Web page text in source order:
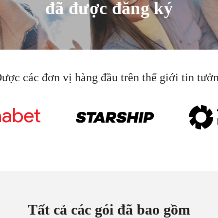
đã được đăng ký
các đơn vị hàng đầu trên thế giới tin
Tất cả các gói đã bao gồm